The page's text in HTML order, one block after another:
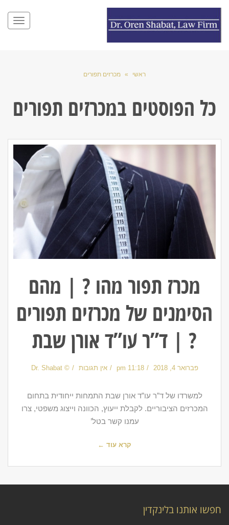
ראשי » מכרזים תפורים
כל הפוסטים במכרזים תפורים
מכרז תפור מהו ? | מהם
הסימנים של מכרזים תפורים
? | ד”ר עו”ד אורן שבת
פברואר 4, 2018 11:18 pm אין תגובות © Dr. Shabat
למשרדו של ד”ר עו”ד אורן שבת התמחות ייחודית בתחום
המכרזים הציבוריים. לקבלת ייעוץ, הכוונה וייצוג משפטי, צרו
עמנו קשר בטל’
קרא עוד ←
חפשו אותנו בלינקדין